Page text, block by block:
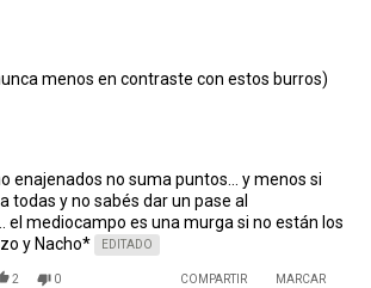
menos en contraste con estos burros)
enajenados no suma puntos... y menos si
todas y no sabés dar un pase al
el mediocampo es una murga si no están los
y Nacho*
EDITADO
2 0 COMPARTIR
MARCAR